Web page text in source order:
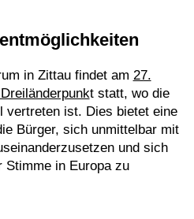
in Zittau findet am 27.
t statt, wo die
vertreten ist. Dies bietet eine
Bürger, sich unmittelbar mit
und sich
Stimme in Europa zu